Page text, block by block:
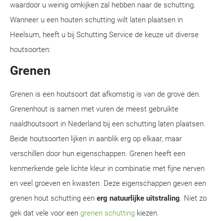
waardoor u weinig omkijken zal hebben naar de schutting.
Wanneer u een houten schutting wilt laten plaatsen in
Heelsum, heeft u bij Schutting Service de keuze uit diverse
houtsoorten:
Grenen
Grenen is een houtsoort dat afkomstig is van de grove den.
Grenenhout is samen met vuren de meest gebruikte
naaldhoutsoort in Nederland bij een schutting laten plaatsen.
Beide houtsoorten lijken in aanblik erg op elkaar, maar
verschillen door hun eigenschappen. Grenen heeft een
kenmerkende gele lichte kleur in combinatie met fijne nerven
en veel groeven en kwasten. Deze eigenschappen geven een
grenen hout schutting een erg natuurlijke uitstraling. Niet zo
gek dat vele voor een grenen schutting kiezen.